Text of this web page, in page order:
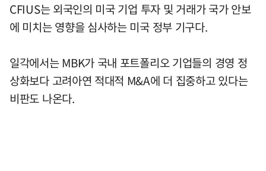
CFIUS는 외국인의 미국 기업 투자 및 거래가 국가 안보
에 미치는 영향을 심사하는 미국 정부 기구다.
일각에서는 MBK가 국내 포트폴리오 기업들의 경영 정
상화보다 고려아연 적대적 M&A에 더 집중하고 있다는
비판도 나온다.